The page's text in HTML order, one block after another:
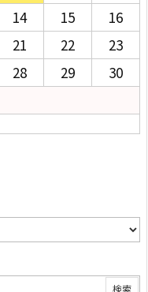
14 15
16
21 22
23
28 29
30